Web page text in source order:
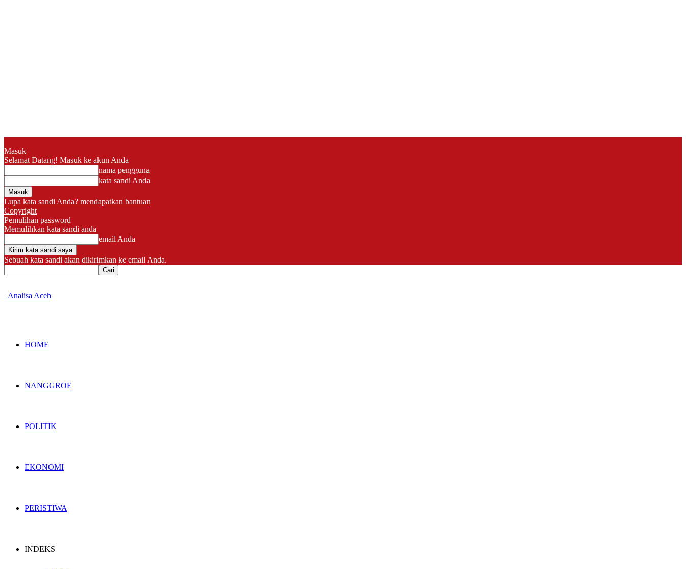
Masuk
Selamat Datang! Masuk ke akun Anda
nama pengguna
kata sandi Anda
Lupa kata sandi Anda? mendapatkan bantuan
Copyright
Pemulihan password
Memulihkan kata sandi anda
email Anda
Sebuah kata sandi akan dikirimkan ke email Anda.
Analisa Aceh
HOME
NANGGROE
POLITIK
EKONOMI
PERISTIWA
INDEKS